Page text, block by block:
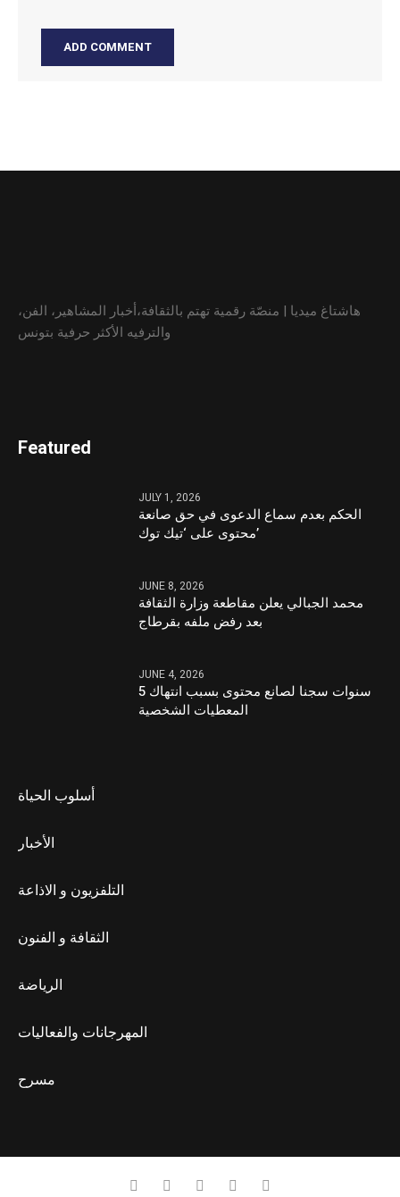
هاشتاغ ميديا | منصّة رقمية تهتم بالثقافة،أخبار المشاهير، الفن،
والترفيه الأكثر حرفية بتونس
Featured
JULY 1, 2026
الحكم بعدم سماع الدعوى في حق صانعة
محتوى على ‘تيك توك’
JUNE 8, 2026
محمد الجبالي يعلن مقاطعة وزارة الثقافة
بعد رفض ملفه بقرطاج
JUNE 4, 2026
5 سنوات سجنا لصانع محتوى بسبب انتهاك
المعطيات الشخصية
أسلوب الحياة
الأخبار
التلفزيون و الاذاعة
الثقافة و الفنون
الرياضة
المهرجانات والفعاليات
مسرح